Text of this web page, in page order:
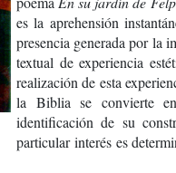
es la aprehensión
presencia generada por la
textual de experiencia
realización de esta
la Biblia se convierte
identificación de su
particular interés es